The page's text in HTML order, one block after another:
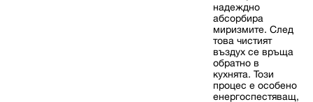
надеждно
абсорбира
миризмите. След
това чистият
въздух се връща
обратно в
кухнята. Този
процес е особено
енергоспестяващ,